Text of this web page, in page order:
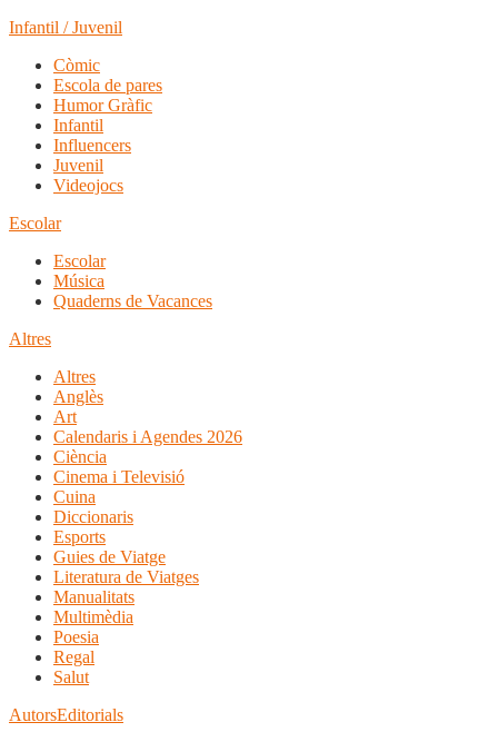
Infantil / Juvenil
Còmic
Escola de pares
Humor Gràfic
Infantil
Influencers
Juvenil
Videojocs
Escolar
Escolar
Música
Quaderns de Vacances
Altres
Altres
Anglès
Art
Calendaris i Agendes 2026
Ciència
Cinema i Televisió
Cuina
Diccionaris
Esports
Guies de Viatge
Literatura de Viatges
Manualitats
Multimèdia
Poesia
Regal
Salut
AutorsEditorials